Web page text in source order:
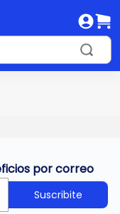
por correo
Suscribite